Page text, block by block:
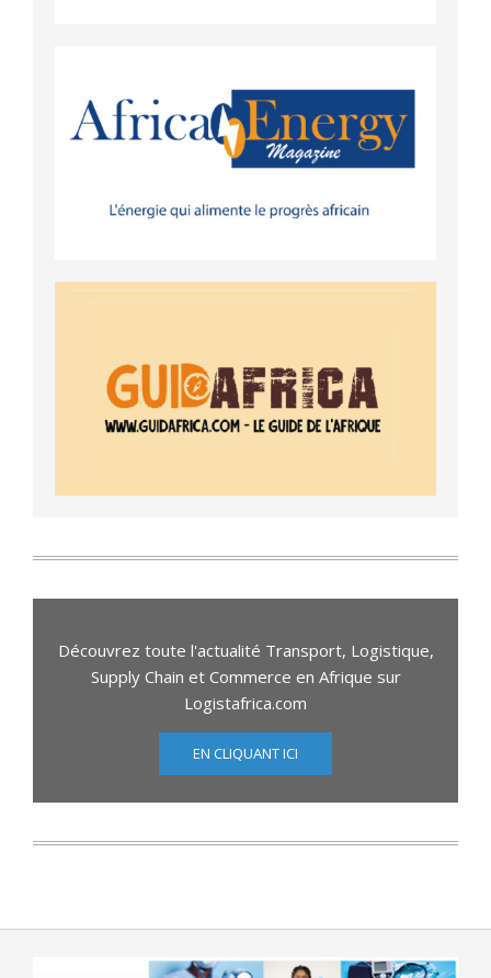
Découvrez toute l'actualité Transport, Logistique,
Supply Chain et Commerce en Afrique sur
Logistafrica.com
EN CLIQUANT ICI